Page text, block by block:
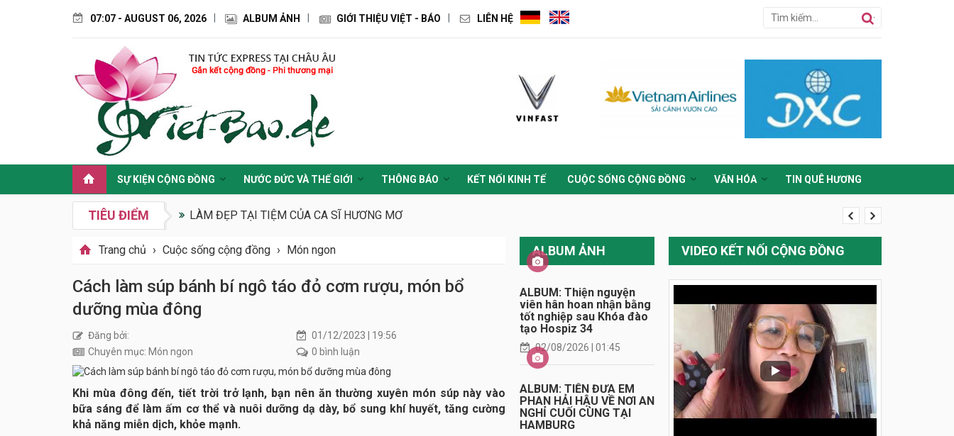
07:07 - AUGUST 06, 2026 ALBUM ẢNH GIỚI THIỆU VIỆT - BÁO LIÊN HỆ
SỰ KIỆN CỘNG ĐỒNG NƯỚC ĐỨC VÀ THẾ GIỚI THÔNG BÁO KẾT NỐI KINH TẾ CUỘC SỐNG CỘNG ĐỒNG VĂN HÓA TIN QUÊ HƯƠNG
TIÊU ĐIỂM LÀM ĐẸP TẠI TIỆM CỦA CA SĨ HƯƠNG MƠ
Trang chủ › Cuộc sống cộng đồng › Món ngon
Cách làm súp bánh bí ngô táo đỏ cơm rượu, món bổ
dưỡng mùa đông
Đăng bởi:
01/12/2023 | 19:56
Chuyên mục: Món ngon
0 bình luận
Khi mùa đông đến, tiết trời trở lạnh, bạn nên ăn thường xuyên món súp này vào
bữa sáng để làm ấm cơ thể và nuôi dưỡng dạ dày, bổ sung khí huyết, tăng cường
khả năng miễn dịch, khỏe mạnh.
ALBUM ẢNH
ALBUM: Thiện nguyện
viên hân hoan nhận bằng
tốt nghiệp sau Khóa đào
tạo Hospiz 34
02/08/2026 | 01:45
ALBUM: TIỄN ĐƯA EM
PHAN HẢI HẬU VỀ NƠI AN
NGHỈ CUỐI CÙNG TẠI
HAMBURG
VIDEO KẾT NỐI CỘNG ĐỒNG